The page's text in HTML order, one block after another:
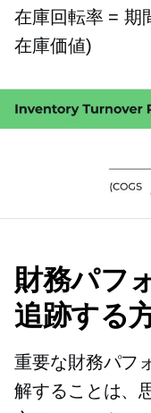
在庫回転率 = 期
在庫価値)
財務パフ
追跡する
重要な財務パフ
解することは、